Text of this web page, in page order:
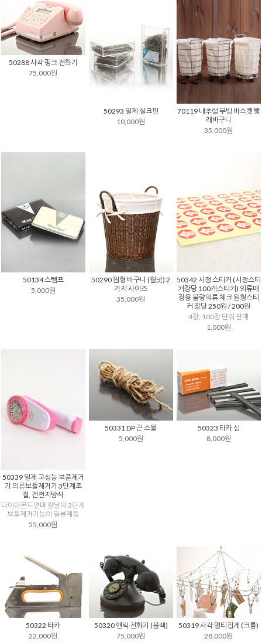
50288 사각 핑크 전화기
75,000원
50293 일제 실크핀
10,000원
70119 내추럴 무빙 바스켓 빨
래바구니
35,000원
50134 스템프
5,000원
50290 원형 바구니 (월넛) 2
가지 사이즈
35,000원
50342 시정 스티커 (시정스티
커장당 100개스티커) 의류매
장용 불량의류 체크 원형스티
커 장당 250원 / 200원
4장, 100장 단위 판매
1,000원
50339 일제 고성능 보플제거
기 의류보플제거기 3단계조
절, 건전지방식
다이아몬드연마 칼날의 3단계
보풀제거기능의 일본제품
55,000원
50331 DP 끈 스몰
5,000원
50323 타카 심
8,000원
50322 타카
22,000원
50320 앤틱 전화기 (블랙)
75,000원
50319 사각 멀티집게 (크롬)
28,000원